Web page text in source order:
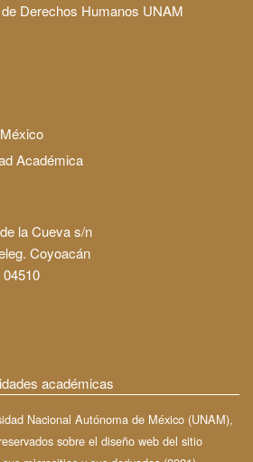
Derechos Humanos UNAM
Académica
la Cueva s/n
Coyoacán
académicas
Nacional Autónoma de México (UNAM),
sobre el diseño web del sitio